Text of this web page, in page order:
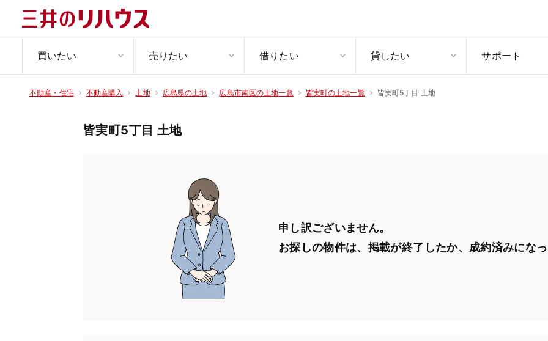
買いたい 売りたい 借りたい 貸したい サポート
不動産・住宅 不動産購入 土地 広島県の土地 広島市南区の土地一覧 皆実町の土地一覧 皆実町5丁目 土地
皆実町5丁目 土地
申し訳ございません。
お探しの物件は、掲載が終了したか、 成約済みにな